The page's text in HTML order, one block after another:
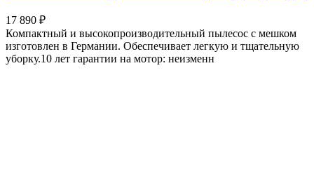
17 890 ₽
Компактный и высокопроизводительный пылесос с мешком
изготовлен в Германии. Обеспечивает легкую и тщательную
уборку.10 лет гарантии на мотор: неизменн